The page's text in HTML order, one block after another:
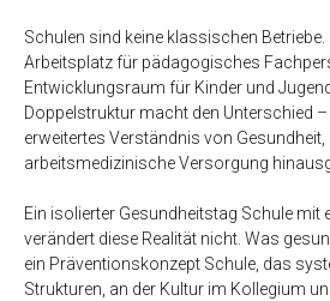
Schulen sind keine klassischen Betriebe.
Arbeitsplatz für pädagogisches
Entwicklungsraum für Kinder und
Doppelstruktur macht den Unterschied
erweitertes Verständnis von Gesundheit,
arbeitsmedizinische Versorgung
Ein isolierter Gesundheitstag Schule mit
verändert diese Realität nicht. Was
ein Präventionskonzept Schule, das
Strukturen, an der Kultur im Kollegium